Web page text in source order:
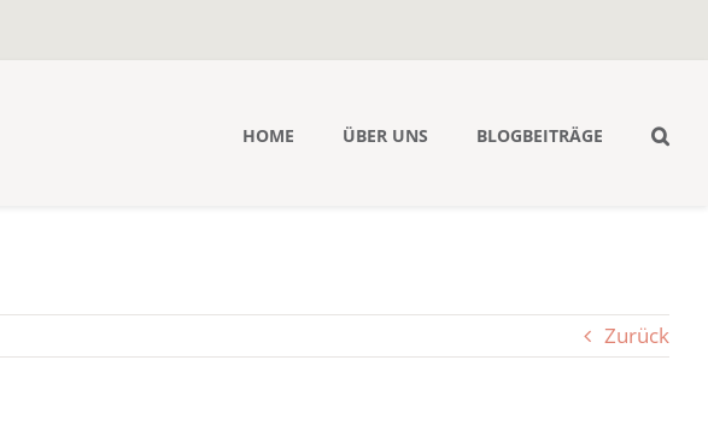
HOME ÜBER UNS BLOGBEITRÄGE
Zurück